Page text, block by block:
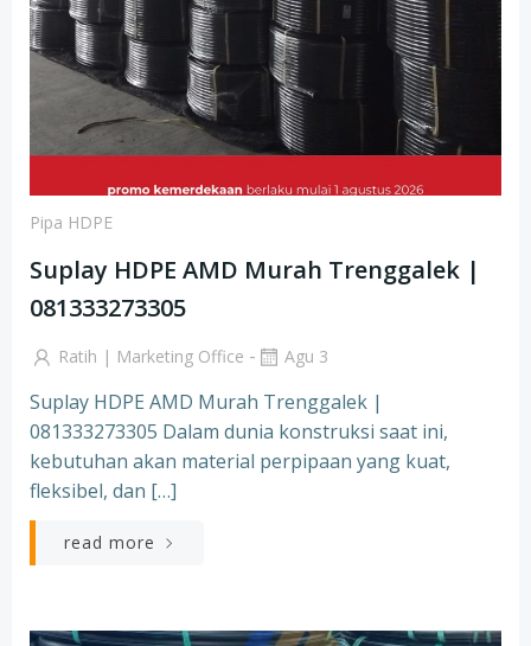
Pipa HDPE
Suplay HDPE AMD Murah Trenggalek |
081333273305
Ratih | Marketing Office - Agu 3
Suplay HDPE AMD Murah Trenggalek |
081333273305 Dalam dunia konstruksi saat ini,
kebutuhan akan material perpipaan yang kuat,
fleksibel, dan […]
read more